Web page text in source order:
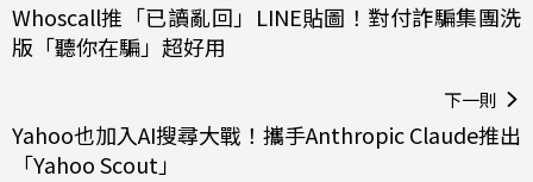
Whoscall推「已讀亂回」LINE貼圖！對付詐騙集團洗
版「聽你在騙」超好用
下一則
Yahoo也加入AI搜尋大戰！攜手Anthropic Claude推出
「Yahoo Scout」